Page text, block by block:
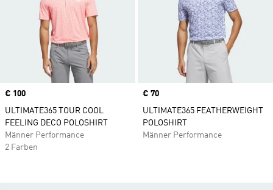
Price
€ 100
ULTIMATE365 TOUR COOL
FEELING DECO POLOSHIRT
Männer Performance
2 Farben
Price
€ 70
ULTIMATE365 FEATHERWEIGHT
POLOSHIRT
Männer Performance